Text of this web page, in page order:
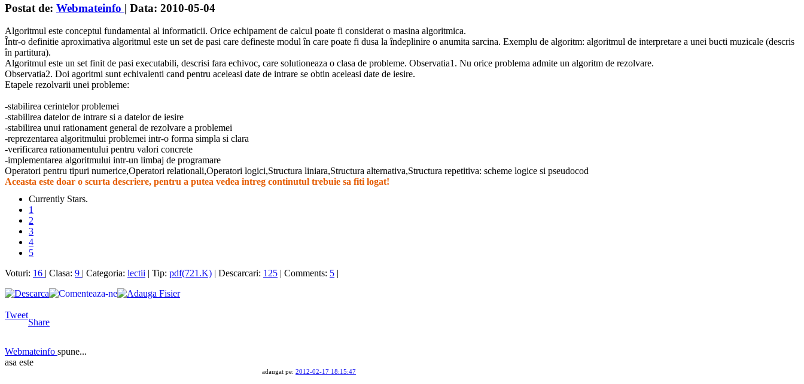
Postat de: Webmateinfo | Data: 2010-05-04
Algoritmul este conceptul fundamental al informaticii. Orice echipament de calcul poate fi considerat o masina algoritmica.
Într-o definitie aproximativa algoritmul este un set de pasi care defineste modul în care poate fi dusa la îndeplinire o anumita sarcina. Exemplu de algoritm: algoritmul de interpretare a unei bucti muzicale (descris
în partitura).
Algoritmul este un set finit de pasi executabili, descrisi fara echivoc, care solutioneaza o clasa de probleme. Observatia1. Nu orice problema admite un algoritm de rezolvare.
Observatia2. Doi agoritmi sunt echivalenti cand pentru aceleasi date de intrare se obtin aceleasi date de iesire.
Etapele rezolvarii unei probleme:
-stabilirea cerintelor problemei
-stabilirea datelor de intrare si a datelor de iesire
-stabilirea unui rationament general de rezolvare a problemei
-reprezentarea algoritmului problemei intr-o forma simpla si clara
-verificarea rationamentului pentru valori concrete
-implementarea algoritmului intr-un limbaj de programare
Operatori pentru tipuri numerice,Operatori relationali,Operatori logici,Structura liniara,Structura alternativa,Structura repetitiva: scheme logice si pseudocod
Aceasta este doar o scurta descriere, pentru a putea vedea intreg continutul trebuie sa fiti logat!
Currently Stars.
1
2
3
4
5
Voturi: 16 | Clasa: 9 | Categoria: lectii | Tip: pdf(721.K) | Descarcari: 125 | Comments: 5 |
Tweet
Share
Webmateinfo spune...
asa este
adaugat pe: 2012-02-17 18:15:47